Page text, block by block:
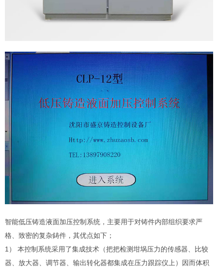
智能低压铸造液面加压控制系统，主要用于对铸件内部组织要求严
格、致密的复杂鋳件，其优点如下；
1）
本控制系统采用了集成技术（把把检测坩埚压力的传感器、比较
器、放大器、调节器、输出转化器都集成在压力跟踪仪上）因而体积